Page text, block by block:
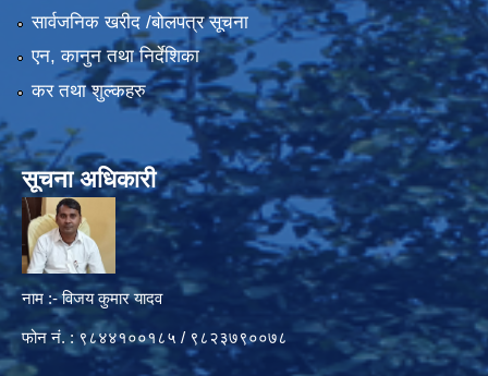
सार्वजनिक खरीद /बोलपत्र सूचना
एन, कानुन तथा निर्देशिका
कर तथा शुल्कहरु
सूचना अधिकारी
नाम :- विजय कुमार यादव
फोन नं. : ९८४४१००१८५ / ९८२३७९००७८